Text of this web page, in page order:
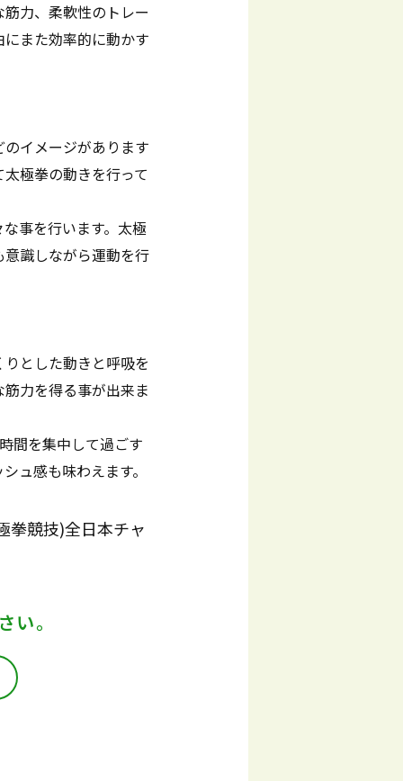
力、柔軟性のトレー
また効率的に動かす
イメージがあります
極拳の動きを行って
事を行います。太極
識しながら運動を行
とした動きと呼吸を
力を得る事が出来ま
間を集中して過ごす
ュ感も味わえます。
拳競技)全日本チャ
い。